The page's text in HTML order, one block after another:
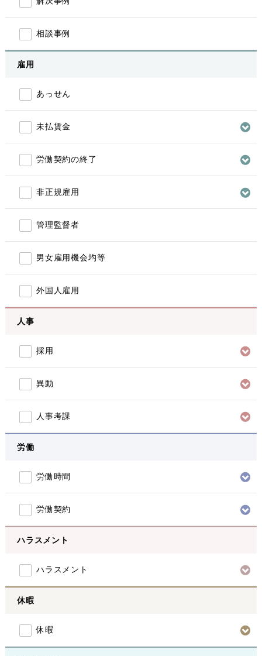
相談事例
雇用
あっせん
未払賃金
労働契約の終了
非正規雇用
管理監督者
男女雇用機会均等
外国人雇用
人事
採用
異動
人事考課
労働
労働時間
労働契約
ハラスメント
ハラスメント
休暇
休暇